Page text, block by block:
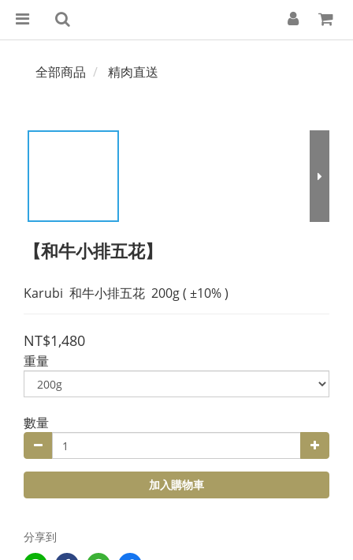
全部商品 精肉直送
【和牛小排五花】
Karubi  和牛小排五花  200g ( ±10% )
NT$1,480
重量
數量
加入購物車
分享到